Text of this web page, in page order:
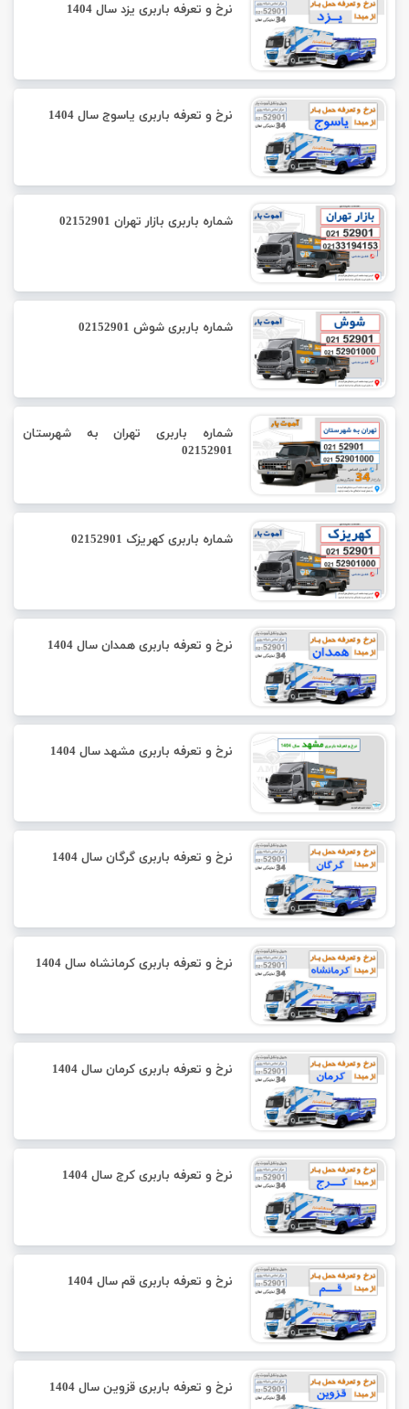
نرخ و تعرفه باربری یزد سال 1404
نرخ و تعرفه باربری یاسوج سال 1404
شماره باربری بازار تهران 02152901
شماره باربری شوش 02152901
شماره باربری تهران به شهرستان
02152901
شماره باربری کهریزک 02152901
نرخ و تعرفه باربری همدان سال 1404
نرخ و تعرفه باربری مشهد سال 1404
نرخ و تعرفه باربری گرگان سال 1404
نرخ و تعرفه باربری کرمانشاه سال 1404
نرخ و تعرفه باربری کرمان سال 1404
نرخ و تعرفه باربری کرج سال 1404
نرخ و تعرفه باربری قم سال 1404
نرخ و تعرفه باربری قزوین سال 1404